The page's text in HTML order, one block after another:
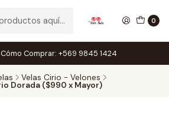
0
Comprar: +569 9845 1424
Velas Cirio - Velones
Dorada ($990 x Mayor)